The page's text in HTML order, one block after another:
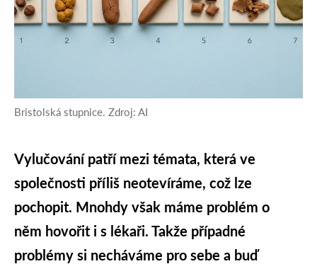
Bristolská stupnice. Zdroj: AI
Vylučování patří mezi témata, která ve
společnosti příliš neotevíráme, což lze
pochopit. Mnohdy však máme problém o
něm hovořit i s lékaři. Takže případné
problémy si necháváme pro sebe a buď